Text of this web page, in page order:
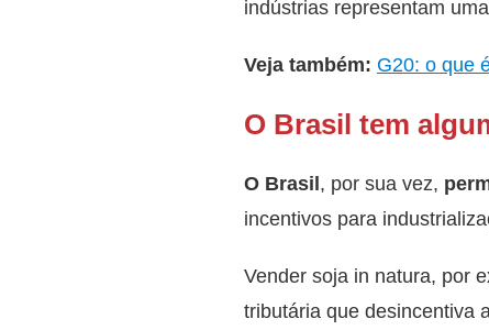
indústrias representam
Veja também: G20: o que
O Brasil tem
O Brasil, por sua vez,
incentivos para
Vender soja in natura, por
tributária que desincentiva